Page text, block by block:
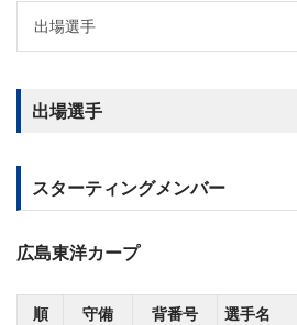
出場選手
スターティングメンバー
広島東洋カープ
順 守備 背番号 選手名